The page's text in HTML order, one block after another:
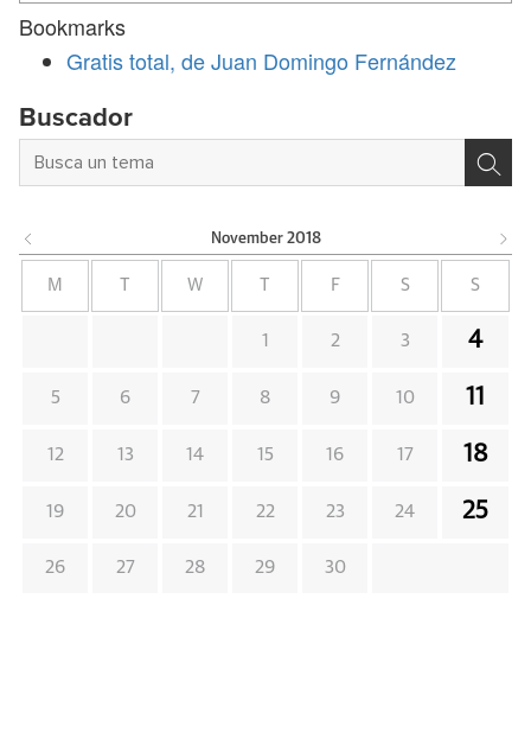
Bookmarks
Gratis total, de Juan Domingo Fernández
Buscador
November 2018
M W F S S
1 2 3 4
5 6 7 8 9 10 11
12 13 14 15 16 17 18
19 20 21 22 23 24 25
26 27 28 29 30